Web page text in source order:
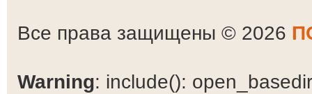
Все права защищены © 2026
Warning: include():